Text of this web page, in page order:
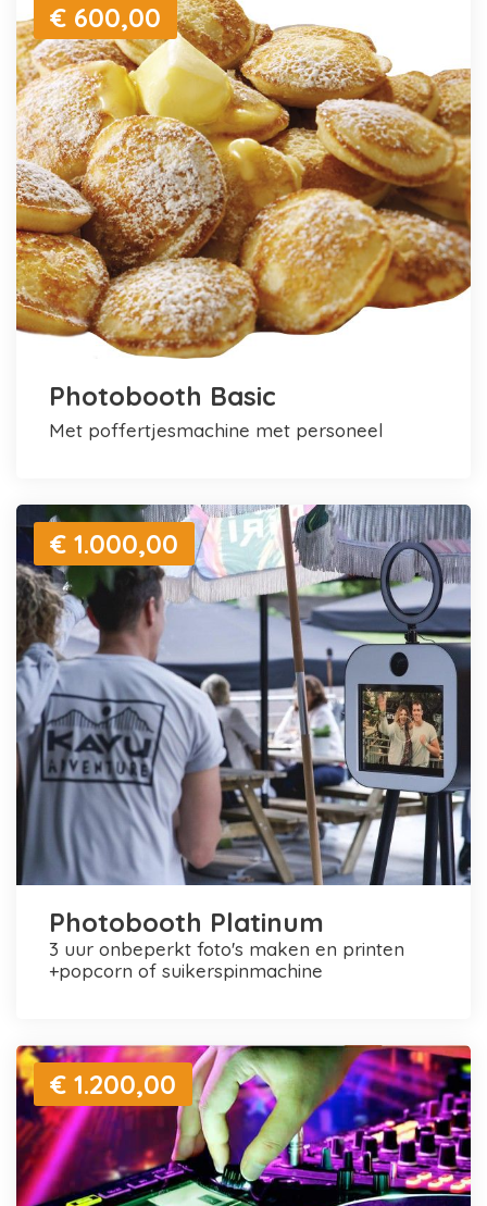
€ 600,00
Photobooth Basic
met poffertjesmachine met personeel
€ 1.000,00
Photobooth Platinum
3 uur onbeperkt foto's maken en printen
+popcorn of suikerspinmachine
€ 1.200,00